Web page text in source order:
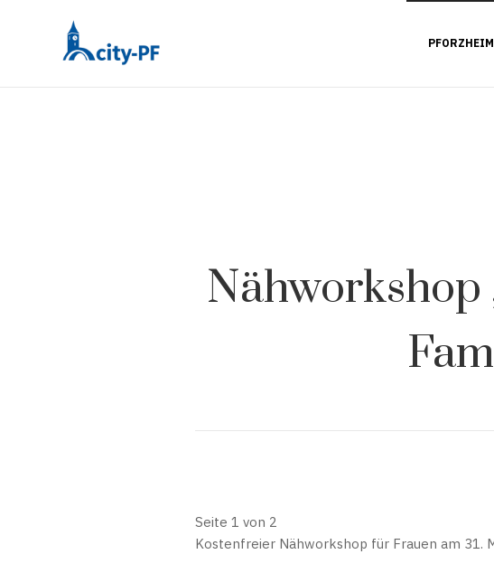
PFORZHEIM
Nähworkshop
Seite 1 von 2
Kostenfreier Nähworkshop für Frauen am 31.